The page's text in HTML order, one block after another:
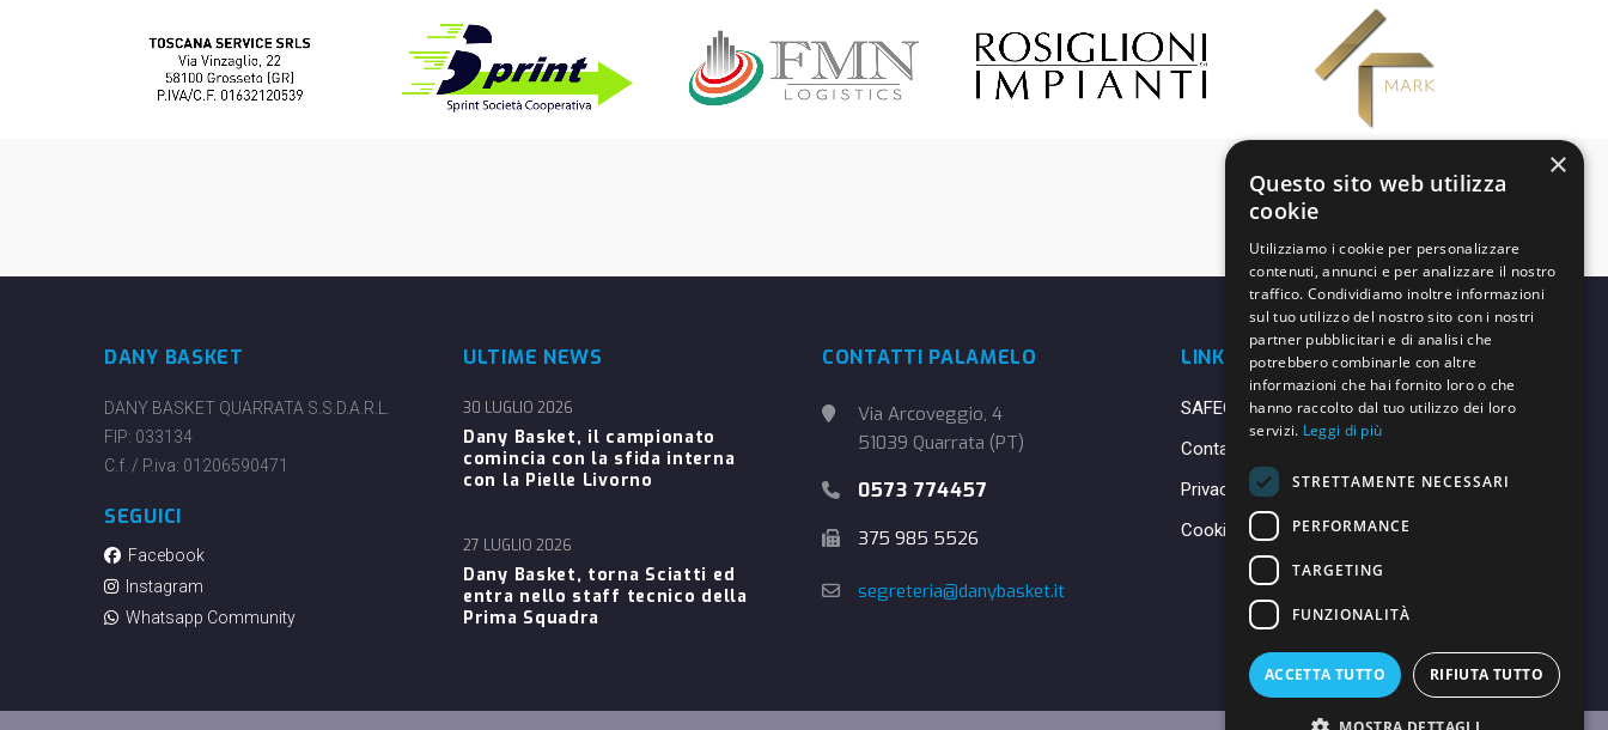
DANY BASKET
DANY BASKET QUARRATA S.S.D.A.R.L.
FIP: 033134
C.f. / P.iva: 01206590471
SEGUICI
Facebook
Instagram
Whatsapp Community
ULTIME NEWS
Dany Basket, il campionato
comincia con la sfida interna
con la Pielle Livorno
30 LUGLIO 2026
Dany Basket, torna Sciatti ed
entra nello staff tecnico della
Prima Squadra
27 LUGLIO 2026
CONTATTI PALAMELO
Via Arcoveggio, 4
51039 Quarrata (PT)
0573 774457
375 985 5526
segreteria@danybasket.it
LINK UTILI
SAFEGUARDING
Contatti
Privacy Policy
Cookie Policy
×
Questo sito web utilizza
cookie
Utilizziamo i cookie per personalizzare
contenuti, annunci e per analizzare il nostro
traffico. Condividiamo inoltre informazioni
sul tuo utilizzo del nostro sito con i nostri
partner pubblicitari e di analisi che
potrebbero combinarle con altre
informazioni che hai fornito loro o che
hanno raccolto dal tuo utilizzo dei loro
servizi. Leggi di più
STRETTAMENTE NECESSARI
PERFORMANCE
TARGETING
FUNZIONALITÀ
ACCETTA TUTTO RIFIUTA TUTTO